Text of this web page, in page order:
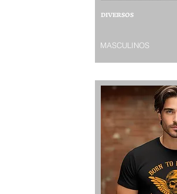
DIVERSOS
MASCULINOS